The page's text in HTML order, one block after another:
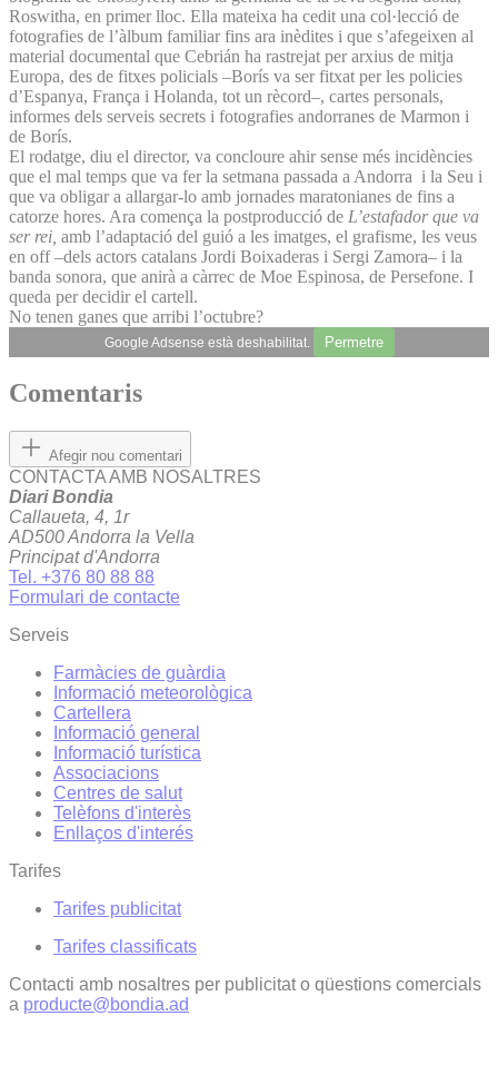
Roswitha, en primer lloc. Ella mateixa ha cedit una col·lecció de
fotografies de l’àlbum familiar fins ara inèdites i que s’afegeixen al
material documental que Cebrián ha rastrejat per arxius de mitja
Europa, des de fitxes policials –Borís va ser fitxat per les policies
d’Espanya, França i Holanda, tot un rècord–, cartes personals,
informes dels serveis secrets i fotografies andorranes de Marmon i
de Borís.
El rodatge, diu el director, va concloure ahir sense més incidències
que el mal temps que va fer la setmana passada a Andorra i la Seu i
que va obligar a allargar-lo amb jornades maratonianes de fins a
catorze hores. Ara comença la postproducció de L’estafador que va
ser rei, amb l’adaptació del guió a les imatges, el grafisme, les veus
en off –dels actors catalans Jordi Boixaderas i Sergi Zamora– i la
banda sonora, que anirà a càrrec de Moe Espinosa, de Persefone. I
queda per decidir el cartell.
No tenen ganes que arribi l’octubre?
Google Adsense està deshabilitat. Permetre
Comentaris
Afegir nou comentari
CONTACTA AMB NOSALTRES
Diari Bondia
Callaueta, 4, 1r
AD500 Andorra la Vella
Principat d'Andorra
Tel. +376 80 88 88
Formulari de contacte
Serveis
Farmàcies de guàrdia
Informació meteorològica
Cartellera
Informació general
Informació turística
Associacions
Centres de salut
Telèfons d'interès
Enllaços d'interés
Tarifes
Tarifes publicitat
Tarifes classificats
Contacti amb nosaltres per publicitat o qüestions comercials
a producte@bondia.ad